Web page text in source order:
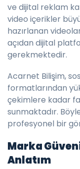
ve dijital reklam
video içerikler
hazırlanan
açıdan dijital
gerekmektedir.
Acarnet Bilişim,
formatlarından
çekimlere kadar
sunmaktadır.
profesyonel bir
Marka
Anlatım